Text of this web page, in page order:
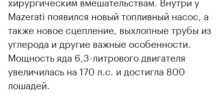
Mazerati появился новый топливный насос, а
также новое сцепление, выхлопные трубы из
углерода и другие важные особенности.
Мощность яда 6,3-литрового двигателя
увеличилась на 170 л.с. и достигла 800
лошадей.